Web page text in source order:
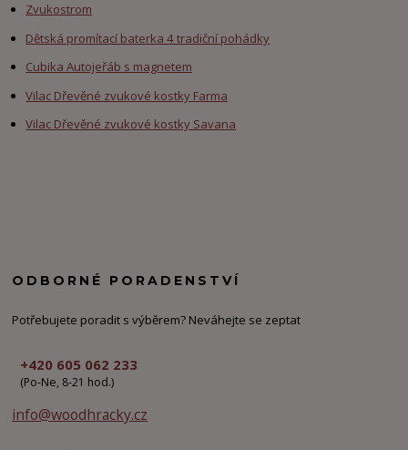
Zvukostrom
Dětská promítací baterka 4 tradiční pohádky
Cubika Autojeřáb s magnetem
Vilac Dřevěné zvukové kostky Farma
Vilac Dřevěné zvukové kostky Savana
ODBORNÉ PORADENSTVÍ
Potřebujete poradit s výběrem? Neváhejte se zeptat
+420 605 062 233
(Po-Ne, 8-21 hod.)
info@woodhracky.cz